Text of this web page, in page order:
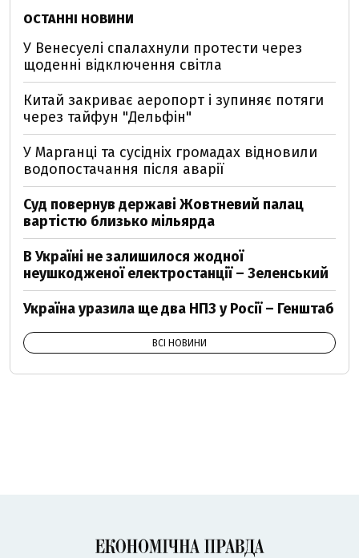
ОСТАННІ НОВИНИ
У Венесуелі спалахнули протести через
щоденні відключення світла
Китай закриває аеропорт і зупиняє потяги
через тайфун "Дельфін"
У Марганці та сусідніх громадах відновили
водопостачання після аварії
Суд повернув державі Жовтневий палац
вартістю близько мільярда
В Україні не залишилося жодної
неушкодженої електростанції – Зеленський
Україна уразила ще два НПЗ у Росії – Генштаб
ВСІ НОВИНИ